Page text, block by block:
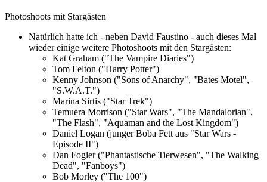
Photoshoots mit Stargästen
Natürlich hatte ich - neben David Faustino - auch dieses Mal
wieder einige weitere Photoshoots mit den Stargästen:
Kat Graham ("The Vampire Diaries")
Tom Felton ("Harry Potter")
Kenny Johnson ("Sons of Anarchy", "Bates Motel",
"S.W.A.T.")
Marina Sirtis ("Star Trek")
Temuera Morrison ("Star Wars", "The Mandalorian",
"The Flash", "Aquaman and the Lost Kingdom")
Daniel Logan (junger Boba Fett aus "Star Wars -
Episode II")
Dan Fogler ("Phantastische Tierwesen", "The Walking
Dead", "Fanboys")
Bob Morley ("The 100")